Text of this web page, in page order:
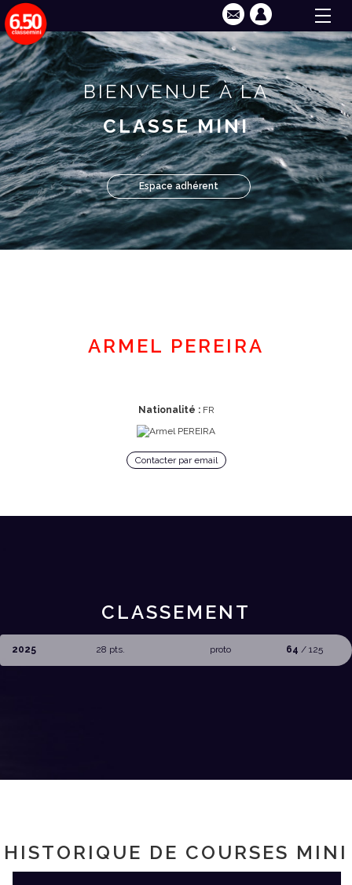
BIENVENUE À LA
CLASSE MINI
Espace adhérent
ARMEL PEREIRA
Nationalité :FR
Contacter par email
CLASSEMENT
2025 28 pts. proto 64 / 125
HISTORIQUE DE COURSES MINI